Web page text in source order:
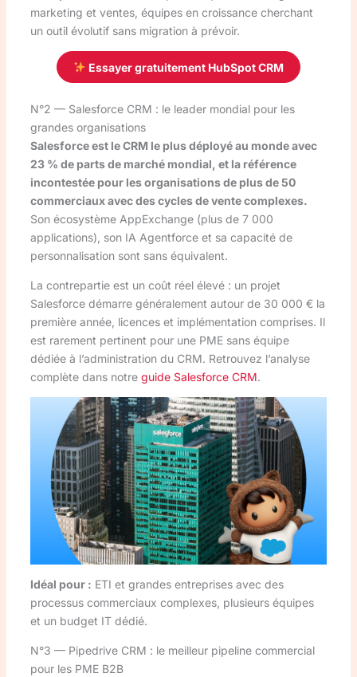
marketing et ventes, équipes en croissance cherchant
un outil évolutif sans migration à prévoir.
Essayer gratuitement HubSpot CRM
N°2 — Salesforce CRM : le leader mondial pour les
grandes organisations
Salesforce est le CRM le plus déployé au monde avec
23 % de parts de marché mondial, et la référence
incontestée pour les organisations de plus de 50
commerciaux avec des cycles de vente complexes.
Son écosystème AppExchange (plus de 7 000
applications), son IA Agentforce et sa capacité de
personnalisation sont sans équivalent.
La contrepartie est un coût réel élevé : un projet
Salesforce démarre généralement autour de 30 000 € la
première année, licences et implémentation comprises. Il
est rarement pertinent pour une PME sans équipe
dédiée à l’administration du CRM. Retrouvez l’analyse
complète dans notre guide Salesforce CRM.
Idéal pour : ETI et grandes entreprises avec des
processus commerciaux complexes, plusieurs équipes
et un budget IT dédié.
N°3 — Pipedrive CRM : le meilleur pipeline commercial
pour les PME B2B